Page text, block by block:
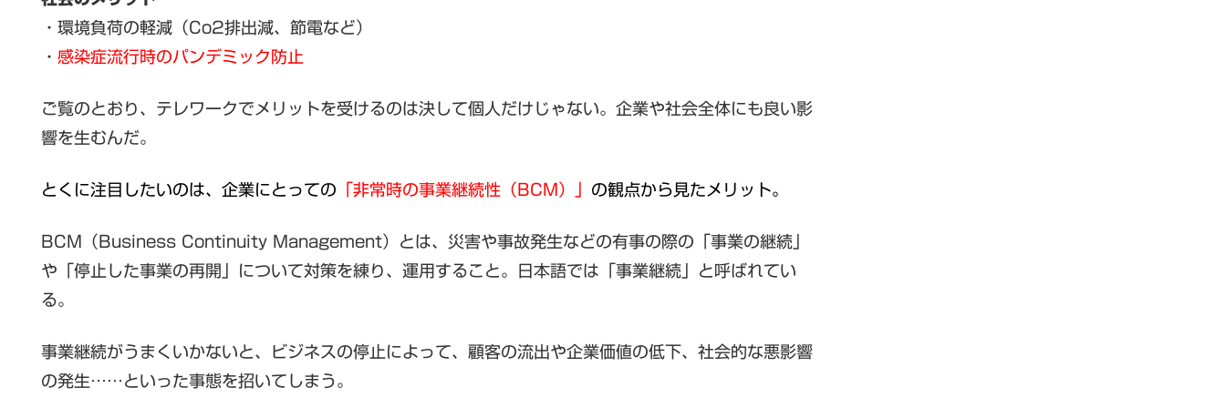
・環境負荷の軽減（Co2排出減、節電など）
・ 感染症流行時のパンデミック防止
ご覧のとおり、テレワークでメリットを受けるのは決して個人だけじゃない。企業や社会全体にも良い影
響を生むんだ。
とくに注目したいのは、企業にとっての 「非常時の事業継続性（BCM）」 の観点から見たメリット。
BCM（Business Continuity Management）とは、災害や事故発生などの有事の際の「事業の継続」
や「停止した事業の再開」について対策を練り、運用すること。日本語では「事業継続」と呼ばれてい
る。
事業継続がうまくいかないと、ビジネスの停止によって、顧客の流出や企業価値の低下、社会的な悪影響
の発生……といった事態を招いてしまう。